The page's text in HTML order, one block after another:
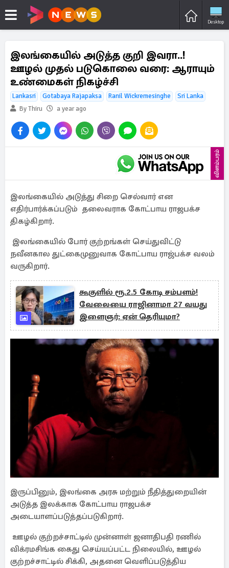
Desktop
இலங்கையில் அடுத்த குறி இவரா..!
ஊழல் முதல் படுகொலை வரை: ஆராயும்
உண்மைகள் நிகழ்ச்சி
Lankasri Gotabaya Rajapaksa Ranil Wickremesinghe
Sri Lanka
By Thiru
a year ago
விளம்பரம்
இலங்கையில் அடுத்து சிறை செல்வார் என
எதிர்பார்க்கப்படும் தலைவராக கோட்பாய ராஜபக்ச
திகழ்கிறார்.
இலங்கையில் போர் குற்றங்கள் செய்துவிட்டு
நவீனகால துட்கைமுனுவாக கோட்பாய ராஜ்பக்ச வலம்
வருகிறார்.
கூகுளில் ரூ.2.5 கோடி சம்பளம்!
வேலையை ராஜினாமா 27 வயது
இளைஞர்: ஏன் தெரியுமா?
இருப்பினும், இலங்கை அரசு மற்றும் நீதித்துறையின்
அடுத்த இலக்காக கோட்பாய ராஜபக்ச
அடையாளப்படுத்தப்படுகிறார்.
ஊழல் குற்றச்சாட்டில் முன்னாள் ஜனாதிபதி ரணில்
விக்ரமசிங்க கைது செய்யப்பட்ட நிலையில், ஊழல்
குற்றச்சாட்டில் சிக்கி, அதனை வெளிப்படுத்திய